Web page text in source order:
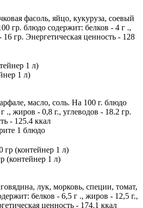
фасоль, яйцо, кукуруза, соевый
гр. блюдо содержит: белков - 4 г .,
гр. Энергетическая ценность - 128
1 л)
масло, соль. На 100 г. блюдо
., жиров - 0,8 г., углеводов - 18.2 гр.
- 125.4 ккал
1 блюдо
(контейнер 1 л)
лук, морковь, специи, томат,
белков - 6,5 г ., жиров - 12,5 г.,
ценность - 174.1 ккал